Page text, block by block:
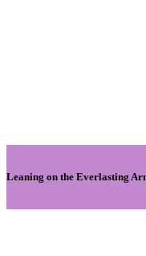
Leaning on the Everlasting